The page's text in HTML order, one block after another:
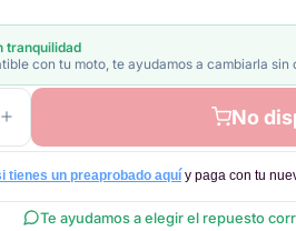
tranquilidad
con tu moto, te ayudamos a cambiarla sin
No
tienes un preaprobado aquí y paga con tu
Te ayudamos a elegir el repuesto